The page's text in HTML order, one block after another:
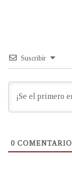
Suscribir
0